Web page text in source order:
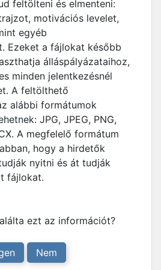
feltölteni és elmenteni:
motivációs levelet,
egyéb
Ezeket a fájlokat később
álláspályázataihoz,
minden jelentkezésnél
A feltölthető
alábbi formátumok
JPG, JPEG, PNG,
A megfelelő formátum
hogy a hirdetők
nyitni és át tudják
fájlokat.
ezt az információt?
Nem